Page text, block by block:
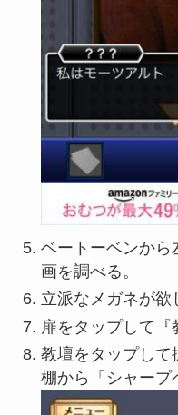
ベートーベンから
画を調べる。
立派なメガネが欲
扉をタップして『
教壇をタップして
棚から「シャープ